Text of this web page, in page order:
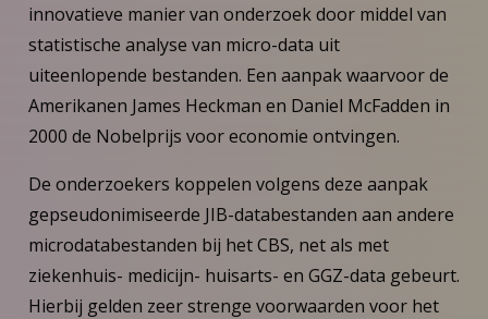
innovatieve manier van onderzoek door middel van
statistische analyse van micro-data uit
uiteenlopende bestanden. Een aanpak waarvoor de
Amerikanen James Heckman en Daniel McFadden in
2000 de Nobelprijs voor economie ontvingen.
De onderzoekers koppelen volgens deze aanpak
gepseudonimiseerde JIB-databestanden aan andere
microdatabestanden bij het CBS, net als met
ziekenhuis- medicijn- huisarts- en GGZ-data gebeurt.
Hierbij gelden zeer strenge voorwaarden voor het